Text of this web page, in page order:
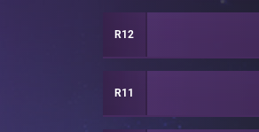
R12
R11